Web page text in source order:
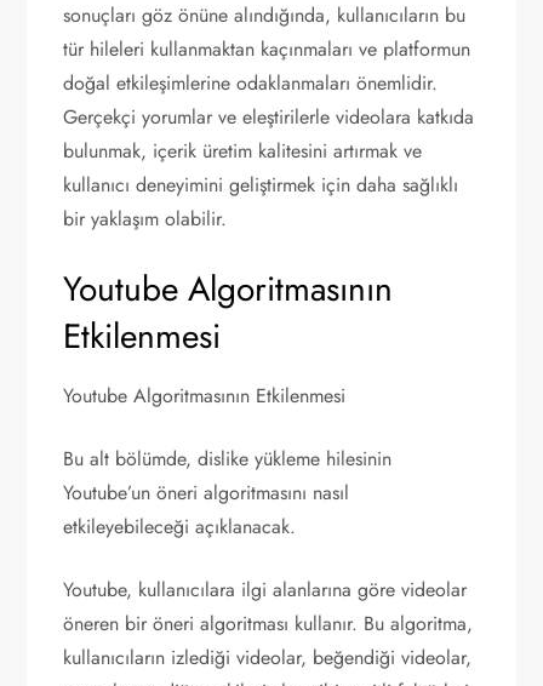
sonuçları göz önüne alındığında, kullanıcıların bu
tür hileleri kullanmaktan kaçınmaları ve platformun
doğal etkileşimlerine odaklanmaları önemlidir.
Gerçekçi yorumlar ve eleştirilerle videolara katkıda
bulunmak, içerik üretim kalitesini artırmak ve
kullanıcı deneyimini geliştirmek için daha sağlıklı
bir yaklaşım olabilir.
Youtube Algoritmasının
Etkilenmesi
Youtube Algoritmasının Etkilenmesi
Bu alt bölümde, dislike yükleme hilesinin
Youtube’un öneri algoritmasını nasıl
etkileyebileceği açıklanacak.
Youtube, kullanıcılara ilgi alanlarına göre videolar
öneren bir öneri algoritması kullanır. Bu algoritma,
kullanıcıların izlediği videolar, beğendiği videolar,